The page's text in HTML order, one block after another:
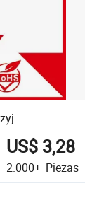
US$ 3,28
2.000+ Piezas